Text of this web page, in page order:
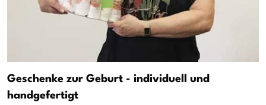
Geschenke zur Geburt - individuell und
handgefertigt